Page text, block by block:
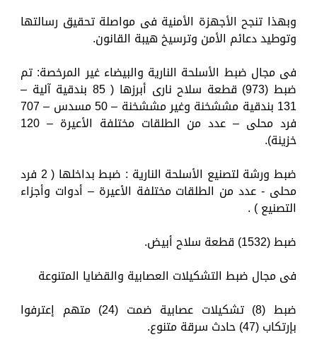
وبهذا تنجح الأجهزة الأمنية فى مواصلة تحقيق رسالتها
وتوطيد دعائم الأمن وترسيخ هيبة القانون.
فى مجال ضبط الأسلحة النارية والبيضاء غير المرخصة: تم
ضبط (973) قطعة سلاح نارى أبرزها ( 85 بندقية آلية –
131 بندقية مششخنة وغير مششخنة – 50 مسدس – 707
فرد محلى – عدد من الطلقات مختلفة الأعيرة – 120
خزينة).
ضبط ورشة لتصنيع الأسلحة النارية : ضبط بداخلها ( 2 فرد
محلى - عدد من الطلقات مختلفة الأعيرة – أدوات وأجزاء
التصنيع ) .
ضبط (1532) قطعة سلاح أبيض.
فى مجال ضبط التشكيلات العصابية والقضايا المتنوعة
ضبط (8) تشكيلات عصابية ضمت (24) متهم إعترفوا
بإرتكاب (47) حادث سرقة متنوع.